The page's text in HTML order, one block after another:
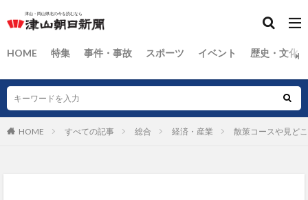
HOME 特集 事件・事故 スポーツ イベント 歴史・文化
HOME すべての記事 総合 経済・産業 散策コースや見ど